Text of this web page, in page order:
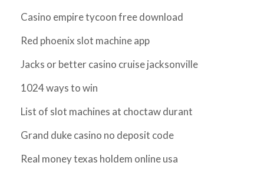
Casino empire tycoon free download
Red phoenix slot machine app
Jacks or better casino cruise jacksonville
1024 ways to win
List of slot machines at choctaw durant
Grand duke casino no deposit code
Real money texas holdem online usa